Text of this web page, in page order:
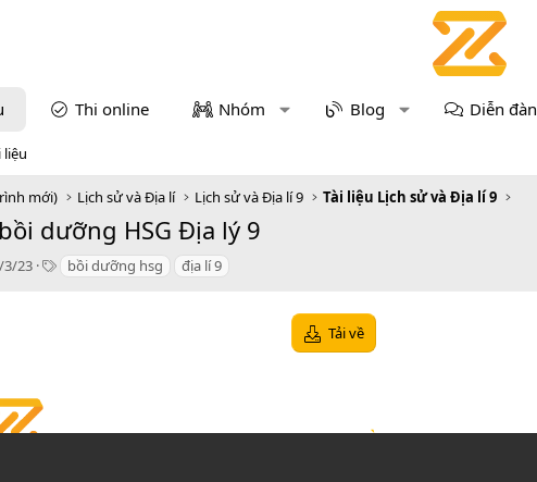
Thi online Nhóm Blog Diễn đàn
liệu
mới) Lịch sử và Địa lí Lịch sử và Địa lí 9 Tài liệu Lịch sử và Địa lí 9
dưỡng HSG Địa lý 9
3/23
T bồi dưỡng hsg địa lí 9
Tải về